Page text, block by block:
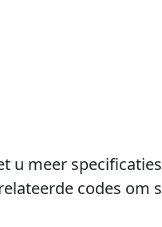
u meer
codes om